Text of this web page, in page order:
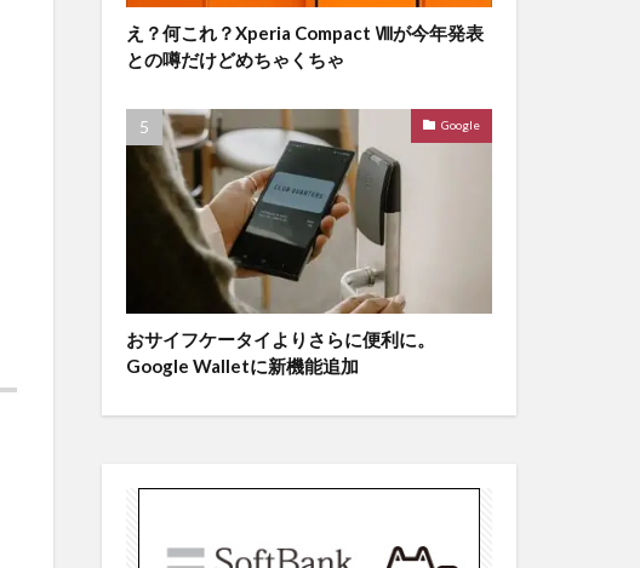
え？何これ？Xperia Compact Ⅷが今年発表
との噂だけどめちゃくちゃ
Google
おサイフケータイよりさらに便利に。
Google Walletに新機能追加